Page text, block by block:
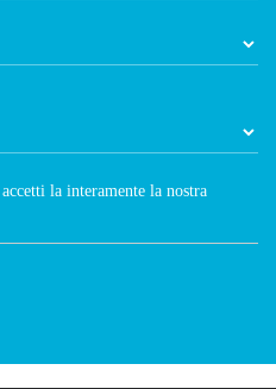
la interamente la nostra